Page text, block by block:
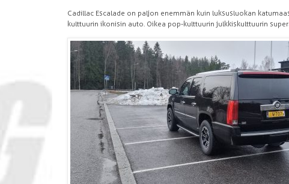
Cadillac Escalade on paljon enemmän kuin luksusluokan
kulttuurin ikonisin auto. Oikea pop-kulttuurin julkkiskulttuurin